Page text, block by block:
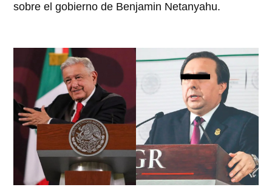
sobre el gobierno de Benjamin Netanyahu.